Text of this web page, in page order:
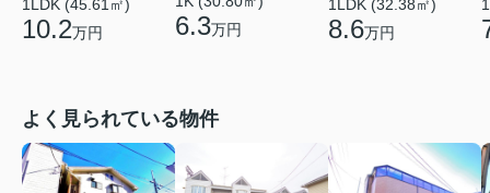
1LDK (45.61㎡)
10.2万円 6.3万円
1LDK (32.38㎡)
8.6万円
よく見られている物件